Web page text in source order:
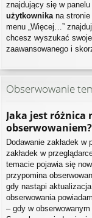
znajdujący się w
użytkownika na stronie
menu „Więcej…”
chcesz wyszukać
zaawansowanego i
Obserwowanie
Jaka jest różnica
obserwowaniem?
Dodawanie zakładek w
zakładek w
temacie pojawia się
przypomina
gdy nastąpi
obserwowania
– gdy w